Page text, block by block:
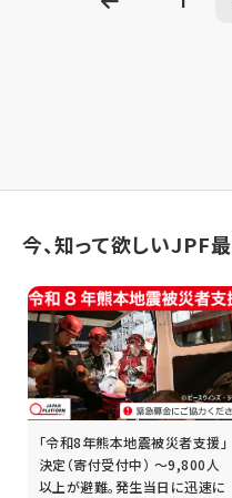
今、知って欲しいJPF
「令和8年熊本地震被災者支援」
決定（寄付受付中） ～9,800人
以上が避難。発生当日に迅速に